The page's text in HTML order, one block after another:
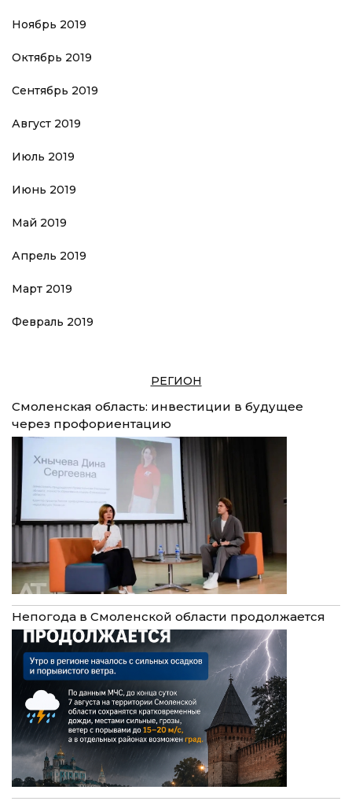
Ноябрь 2019
Октябрь 2019
Сентябрь 2019
Август 2019
Июль 2019
Июнь 2019
Май 2019
Апрель 2019
Март 2019
Февраль 2019
РЕГИОН
Смоленская область: инвестиции в будущее
через профориентацию
Непогода в Смоленской области продолжается